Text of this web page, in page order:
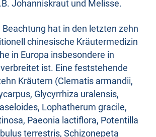
Johanniskraut und Melisse.
Beachtung hat in den letzten zehn
chinesische Kräutermedizin
in Europa insbesondere in
ist. Eine feststehende
Kräutern (Clematis armandii,
Glycyrrhiza uralensis,
Lophatherum gracile,
Paeonia lactiflora, Potentilla
terrestris, Schizonepeta